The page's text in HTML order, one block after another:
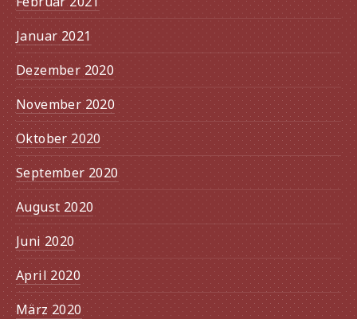
Januar 2021
Dezember 2020
November 2020
Oktober 2020
September 2020
August 2020
Juni 2020
April 2020
März 2020
Vorherige